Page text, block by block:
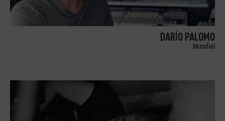
DARÍO PALOMO
Mundial